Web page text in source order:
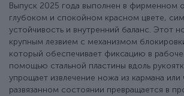
Выпуск 2025 года выполнен в фирменном
глубоком и спокойном красном цвете,
устойчивость и внутренний баланс. Этот
крупным лезвием с механизмом
который обеспечивает фиксацию в
помощью стальной пластины вдоль
упрощает извлечение ножа из кармана или
развязанном состоянии превращается в